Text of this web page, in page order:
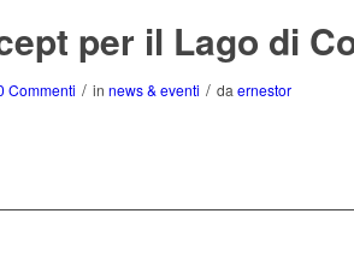
per il Lago di
Commenti / in news & eventi / da ernestor